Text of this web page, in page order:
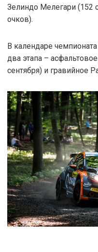
Зелиндо Мелегари (152
очков).
В календаре
два этапа –
сентября) и гравийное